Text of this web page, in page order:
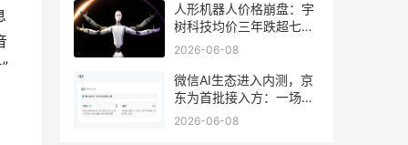
人形机器人价格崩盘：宇
树科技均价三年跌超七
成，消费级市场迎来「千
2026-06-08
微信AI生态进入内测，京
东为首批接入方：一场超
级App的Agent化实验
2026-06-08